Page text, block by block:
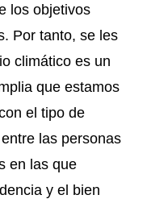
los objetivos
Por tanto, se les
climático es un
que estamos
el tipo de
las personas
en las que
y el bien